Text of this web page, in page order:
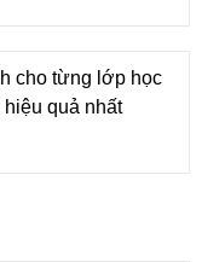
cho từng lớp học
quả nhất